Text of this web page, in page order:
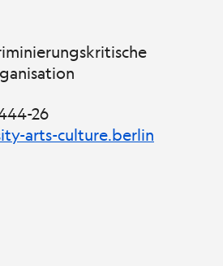
26
arts-culture.berlin